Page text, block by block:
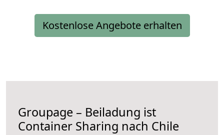
Kostenlose Angebote erhalten
Groupage – Beiladung ist
Container Sharing nach Chile